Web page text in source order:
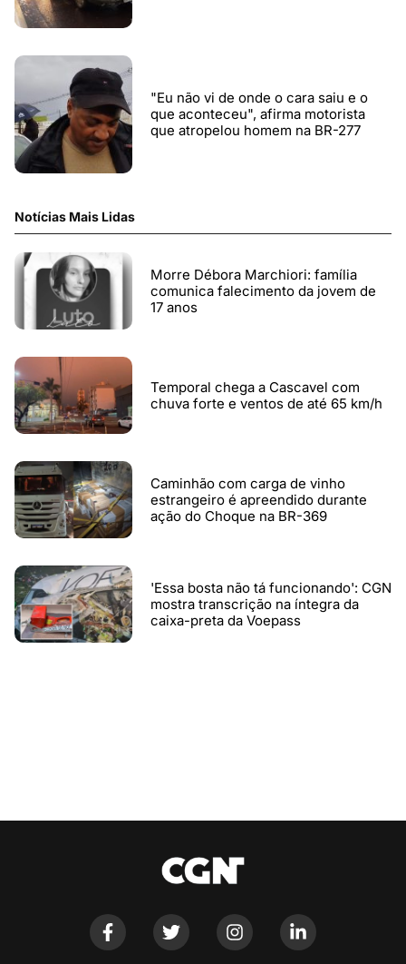
"Eu não vi de onde o cara saiu e o
que aconteceu", afirma motorista
que atropelou homem na BR-277
Notícias Mais Lidas
Morre Débora Marchiori: família
comunica falecimento da jovem de
17 anos
Temporal chega a Cascavel com
chuva forte e ventos de até 65 km/h
Caminhão com carga de vinho
estrangeiro é apreendido durante
ação do Choque na BR-369
'Essa bosta não tá funcionando': CGN
mostra transcrição na íntegra da
caixa-preta da Voepass